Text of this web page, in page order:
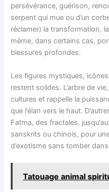
persévérance, guérison,
serpent qui mue ou d’un
réclamer) la transformation,
même, dans certains cas,
blessures profondes.
Les figures mystiques,
restent solides. L’arbre de
cultures et rappelle la
que l’élan vers le haut.
Fatma, des fractales,
sanskrits ou chinois, pour
d’exotisme sans tomber
Tatouage animal